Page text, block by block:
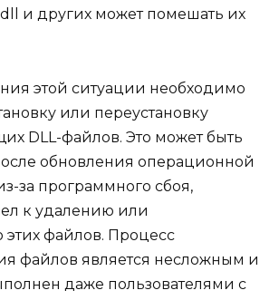
и других может помешать их
этой ситуации необходимо
или переустановку
DLL-файлов. Это может быть
обновления операционной
за программного сбоя,
к удалению или
файлов. Процесс
файлов является несложным и
даже пользователями с